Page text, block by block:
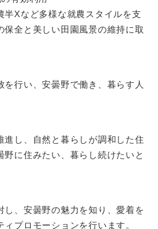
Xなど多様な就農スタイルを支
保全と美しい田園風景の維持に取
行い、安曇野で働き、暮らす人
し、自然と暮らしが調和した住
野に住みたい、暮らし続けたいと
、安曇野の魅力を知り、愛着を
プロモーションを行います。